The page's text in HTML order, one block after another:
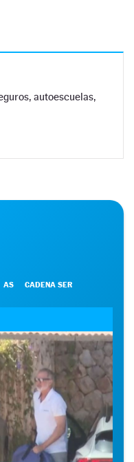
autoescuelas,
AS CADENA SER